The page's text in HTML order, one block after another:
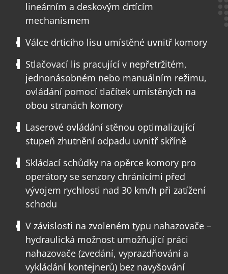
lineárním a deskovým drtícím
mechanismem
Válce drticího lisu umístěné uvnitř komory
Stlačovací lis pracující v nepřetržitém,
jednonásobném nebo manuálním režimu,
ovládání pomocí tlačítek umístěných na
obou stranách komory
Laserové ovládání stěnou optimalizující
stupeň zhutnění odpadu uvnitř skříně
Skládací schůdky na opěrce komory pro
operátory se senzory chránícími před
vývojem rychlosti nad 30 km/h při zatížení
schodu
V závislosti na zvoleném typu nahazovače –
hydraulická možnost umožňující práci
nahazovače (zvedání, vyprazdňování a
vykládání kontejnerů) bez navyšování